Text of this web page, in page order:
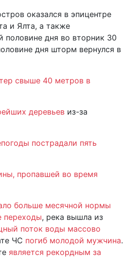
оказался в эпицентре
и Ялта, а также
половине дня во вторник 30
дня шторм вернулся в
свыше 40 метров в
деревьев из-за
пострадали пять
пропавшей во время
больше месячной нормы
переходы, река вышла из
поток воды массово
ЧС погиб молодой мужчина.
является рекордным за